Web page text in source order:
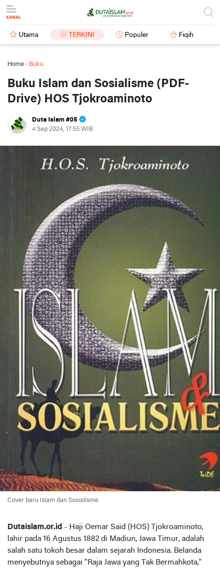
Utama TERKINI Populer Fiqih
Home › Buku
Buku Islam dan Sosialisme (PDF-
Drive) HOS Tjokroaminoto
Duta Islam #05
4 Sep 2024, 17:55 WIB
Cover baru Islam dan Sosialisme.
Dutaislam.or.id - Haji Oemar Said (HOS) Tjokroaminoto,
lahir pada 16 Agustus 1882 di Madiun, Jawa Timur, adalah
salah satu tokoh besar dalam sejarah Indonesia. Belanda
menyebutnya sebagai "Raja Jawa yang Tak Bermahkota,"